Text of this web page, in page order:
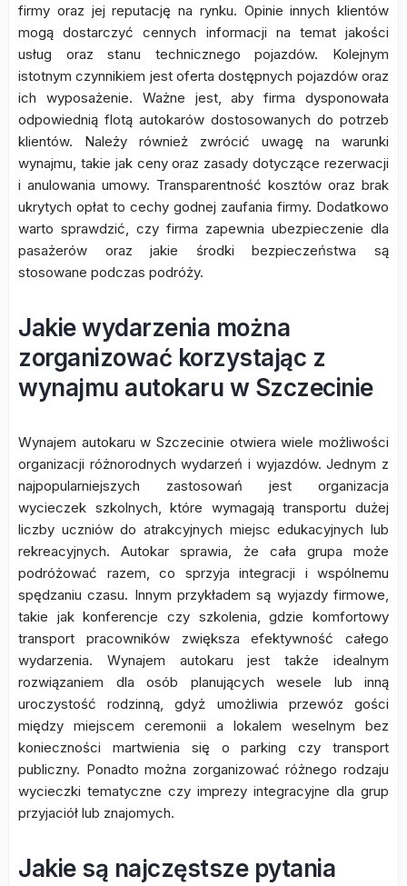
firmy oraz jej reputację na rynku. Opinie innych klientów
mogą dostarczyć cennych informacji na temat jakości
usług oraz stanu technicznego pojazdów. Kolejnym
istotnym czynnikiem jest oferta dostępnych pojazdów oraz
ich wyposażenie. Ważne jest, aby firma dysponowała
odpowiednią flotą autokarów dostosowanych do potrzeb
klientów. Należy również zwrócić uwagę na warunki
wynajmu, takie jak ceny oraz zasady dotyczące rezerwacji
i anulowania umowy. Transparentność kosztów oraz brak
ukrytych opłat to cechy godnej zaufania firmy. Dodatkowo
warto sprawdzić, czy firma zapewnia ubezpieczenie dla
pasażerów oraz jakie środki bezpieczeństwa są
stosowane podczas podróży.
Jakie wydarzenia można
zorganizować korzystając z
wynajmu autokaru w Szczecinie
Wynajem autokaru w Szczecinie otwiera wiele możliwości
organizacji różnorodnych wydarzeń i wyjazdów. Jednym z
najpopularniejszych zastosowań jest organizacja
wycieczek szkolnych, które wymagają transportu dużej
liczby uczniów do atrakcyjnych miejsc edukacyjnych lub
rekreacyjnych. Autokar sprawia, że cała grupa może
podróżować razem, co sprzyja integracji i wspólnemu
spędzaniu czasu. Innym przykładem są wyjazdy firmowe,
takie jak konferencje czy szkolenia, gdzie komfortowy
transport pracowników zwiększa efektywność całego
wydarzenia. Wynajem autokaru jest także idealnym
rozwiązaniem dla osób planujących wesele lub inną
uroczystość rodzinną, gdyż umożliwia przewóz gości
między miejscem ceremonii a lokalem weselnym bez
konieczności martwienia się o parking czy transport
publiczny. Ponadto można zorganizować różnego rodzaju
wycieczki tematyczne czy imprezy integracyjne dla grup
przyjaciół lub znajomych.
Jakie są najczęstsze pytania